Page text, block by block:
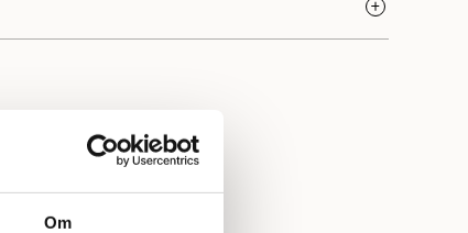
Om
har vi ett stort urval av garner, mönster och